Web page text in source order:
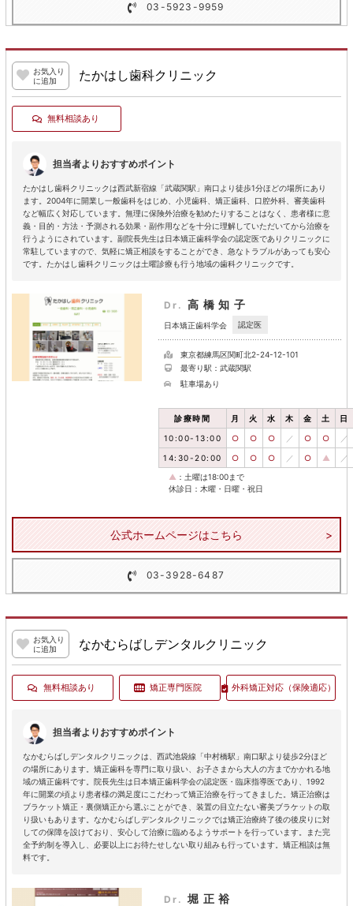
03-5923-9959
お気入り
に追加
たかはし歯科クリニック
無料相談あり
担当者よりおすすめポイント
たかはし歯科クリニックは西武新宿線「武蔵関駅」南口より徒歩1分ほどの場所にあり
ます。2004年に開業し一般歯科をはじめ、小児歯科、矯正歯科、口腔外科、審美歯科
など幅広く対応しています。無理に保険外治療を勧めたりすることはなく、患者様に意
義・目的・方法・予測される効果・副作用などを十分に理解していただいてから治療を
行うようにされています。副院長先生は日本矯正歯科学会の認定医でありクリニックに
常駐していますので、気軽に矯正相談をすることができ、急なトラブルがあっても安心
です。たかはし歯科クリニックは土曜診療も行う地域の歯科クリニックです。
Dr. 高橋知子
日本矯正歯科学会 認定医
東京都練馬区関町北2-24-12-101
最寄り駅：武蔵関駅
駐車場あり
診療時間 月 火 水 木 金 土 日
10:00-13:00 ○ ○ ○ ／ ○ ○ ／
14:30-20:00 ○ ○ ○ ／ ○ ▲ ／
▲ ：土曜は18:00まで
休診日：木曜・日曜・祝日
公式ホームページはこちら
03-3928-6487
お気入り
に追加
なかむらばしデンタルクリニック
無料相談あり 矯正専門医院 外科矯正対応 （保険適応）
担当者よりおすすめポイント
なかむらばしデンタルクリニックは、西武池袋線「中村橋駅」南口駅より徒歩2分ほど
の場所にあります。矯正歯科を専門に取り扱い、お子さまから大人の方までかかれる地
域の矯正歯科です。院長先生は日本矯正歯科学会の認定医・臨床指導医であり、1992
年に開業の頃より患者様の満足度にこだわって矯正治療を行ってきました。矯正治療は
ブラケット矯正・裏側矯正から選ぶことができ、装置の目立たない審美ブラケットの取
り扱いもあります。なかむらばしデンタルクリニックでは矯正治療終了後の後戻りに対
しての保障を設けており、安心して治療に臨めるようサポートを行っています。また完
全予約制を導入し、必要以上にお待たせしない取り組みも行っています。矯正相談は無
料です。
Dr. 堀正裕